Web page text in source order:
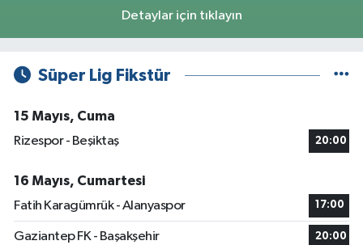
Detaylar için tıklayın
Süper Lig Fikstür
15 Mayıs, Cuma
Rizespor - Beşiktaş
20:00
16 Mayıs, Cumartesi
Fatih Karagümrük - Alanyaspor
17:00
Gaziantep FK - Başakşehir 20:00